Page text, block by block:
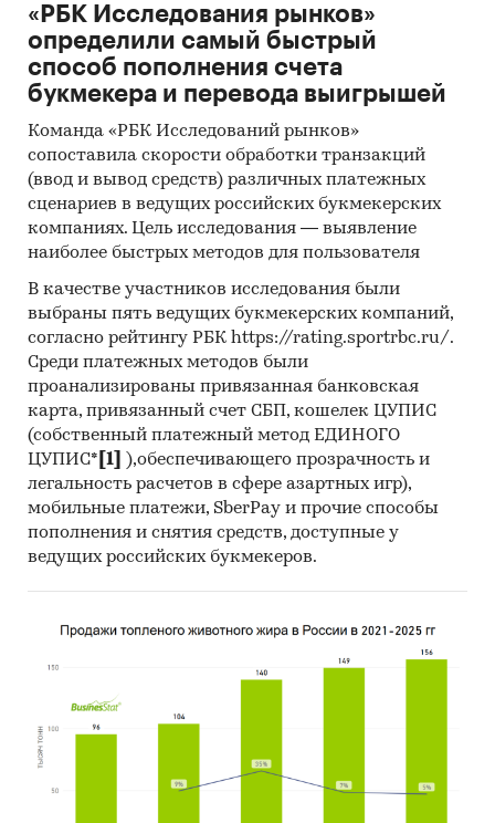
«РБК Исследования рынков»
определили самый быстрый
способ пополнения счета
букмекера и перевода выигрышей
Команда «РБК Исследований рынков»
сопоставила скорости обработки транзакций
(ввод и вывод средств) различных платежных
сценариев в ведущих российских букмекерских
компаниях. Цель исследования — выявление
наиболее быстрых методов для пользователя
В качестве участников исследования были
выбраны пять ведущих букмекерских компаний,
согласно рейтингу РБК https://rating.sportrbc.ru/.
Среди платежных методов были
проанализированы привязанная банковская
карта, привязанный счет СБП, кошелек ЦУПИС
(собственный платежный метод ЕДИНОГО
ЦУПИС* [1]
),обеспечивающего прозрачность и
легальность расчетов в сфере азартных игр),
мобильные платежи, SberPay и прочие способы
пополнения и снятия средств, доступные у
ведущих российских букмекеров.